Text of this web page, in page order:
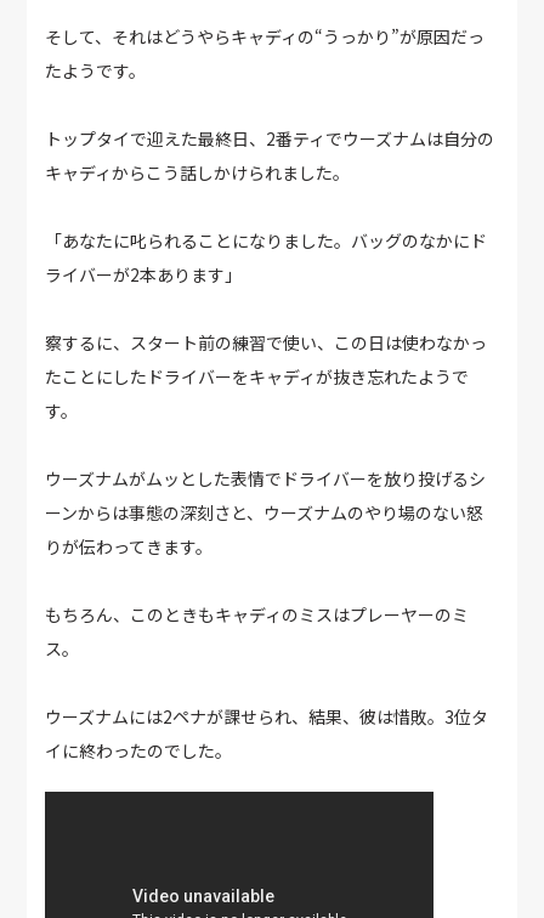
そして、それはどうやらキャディの“うっかり”が原因だっ
たようです。
トップタイで迎えた最終日、2番ティでウーズナムは自分の
キャディからこう話しかけられました。
「あなたに叱られることになりました。バッグのなかにド
ライバーが2本あります」
察するに、スタート前の練習で使い、この日は使わなかっ
たことにしたドライバーをキャディが抜き忘れたようで
す。
ウーズナムがムッとした表情でドライバーを放り投げるシ
ーンからは事態の深刻さと、ウーズナムのやり場のない怒
りが伝わってきます。
もちろん、このときもキャディのミスはプレーヤーのミ
ス。
ウーズナムには2ペナが課せられ、結果、彼は惜敗。3位タ
イに終わったのでした。